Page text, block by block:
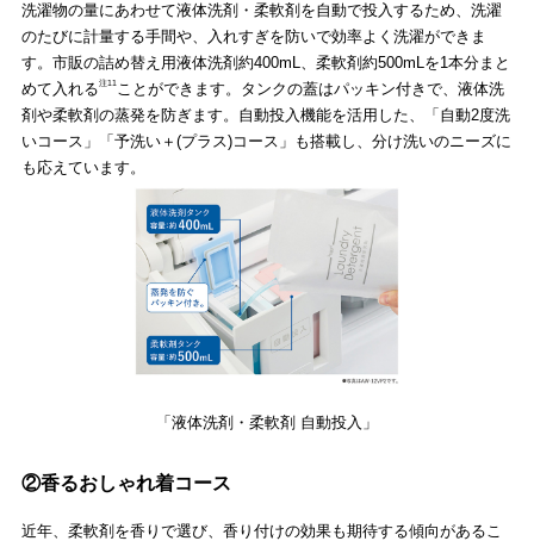
洗濯物の量にあわせて液体洗剤・柔軟剤を自動で投入するため、洗濯
のたびに計量する手間や、入れすぎを防いで効率よく洗濯ができま
す。市販の詰め替え用液体洗剤約400mL、柔軟剤約500mLを1本分まと
めて入れる注11 ことができます。タンクの蓋はパッキン付きで、液体洗
剤や柔軟剤の蒸発を防ぎます。自動投入機能を活用した、「自動2度洗
いコース」「予洗い＋(プラス)コース」も搭載し、分け洗いのニーズに
も応えています。
「液体洗剤・柔軟剤 自動投入」
②香るおしゃれ着コース
近年、柔軟剤を香りで選び、香り付けの効果も期待する傾向があるこ